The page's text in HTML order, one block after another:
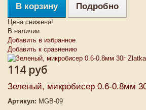
В корзину
Подробно
Цена снижена!
В наличии
Добавить в избранное
Добавить к сравнению
114 руб
Зеленый, микробисер 0.6-0.8мм
Артикул: MGB-09